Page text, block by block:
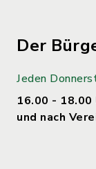
Der
Jeden
16.00 - 18.00
und nach